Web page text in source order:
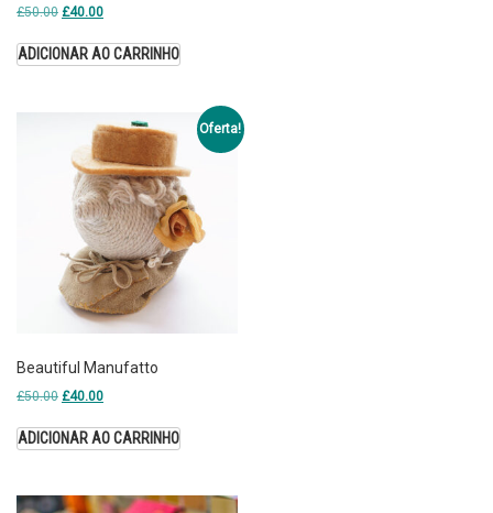
£50.00 £40.00
ADICIONAR AO CARRINHO
Oferta!
Beautiful Manufatto
£50.00 £40.00
ADICIONAR AO CARRINHO